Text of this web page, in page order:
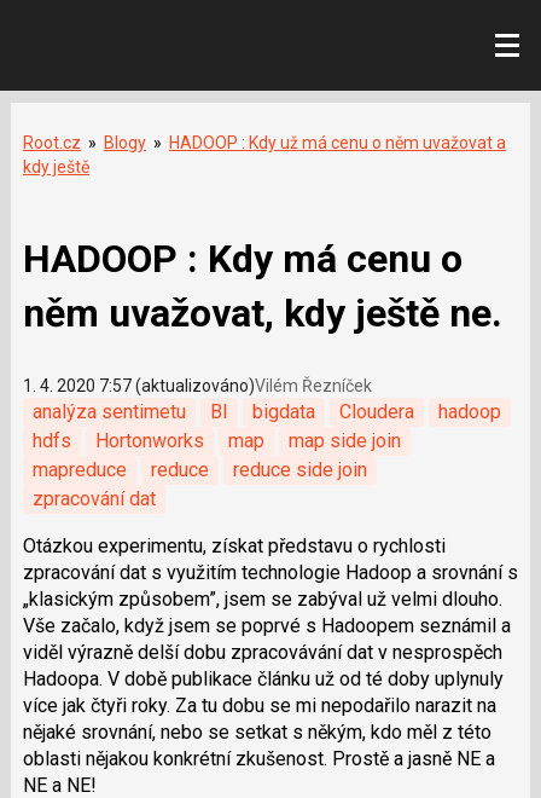
Root.cz » Blogy » HADOOP : Kdy už má cenu o něm uvažovat a
kdy ještě
HADOOP : Kdy má cenu o
něm uvažovat, kdy ještě ne.
1. 4. 2020 7:57 (aktualizováno)Vilém Řezníček
analýza sentimetu BI bigdata Cloudera
hadoop
hdfs
Hortonworks map
map side join
mapreduce
reduce
reduce side join
zpracování dat
Otázkou experimentu, získat představu o rychlosti
zpracování dat s využitím technologie Hadoop a srovnání s
„klasickým způsobem”, jsem se zabýval už velmi dlouho.
Vše začalo, když jsem se poprvé s Hadoopem seznámil a
viděl výrazně delší dobu zpracovávání dat v nesprospěch
Hadoopa. V době publikace článku už od té doby uplynuly
více jak čtyři roky. Za tu dobu se mi nepodařilo narazit na
nějaké srovnání, nebo se setkat s někým, kdo měl z této
oblasti nějakou konkrétní zkušenost. Prostě a jasně NE a
NE a NE!